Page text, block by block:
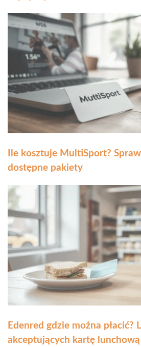
Ile kosztuje MultiSport?
dostępne pakiety
Edenred gdzie można płacić?
akceptujących kartę lunchową